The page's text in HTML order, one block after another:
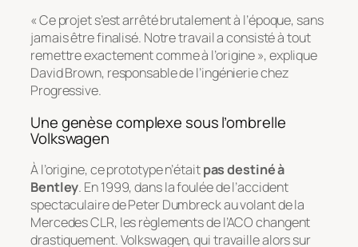
« Ce projet s’est arrêté brutalement à l’époque, sans
jamais être finalisé. Notre travail a consisté à tout
remettre exactement comme à l’origine », explique
David Brown, responsable de l’ingénierie chez
Progressive.
Une genèse complexe sous l’ombrelle
Volkswagen
À l’origine, ce prototype n’étaitpas destiné à
Bentley. En 1999, dans la foulée de l’accident
spectaculaire de Peter Dumbreck au volant de la
Mercedes CLR, les règlements de l’ACO changent
drastiquement. Volkswagen, qui travaille alors sur